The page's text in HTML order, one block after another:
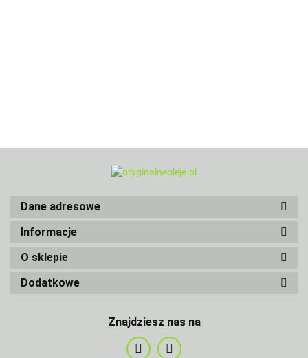
Dane adresowe
Informacje
O sklepie
Dodatkowe
Znajdziesz nas na